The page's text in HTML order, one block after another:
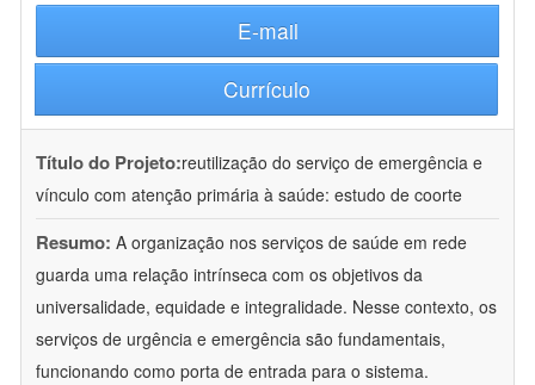
E-mail
Currículo
Título do Projeto:reutilização do serviço de emergência e
vínculo com atenção primária à saúde: estudo de coorte
Resumo: A organização nos serviços de saúde em rede
guarda uma relação intrínseca com os objetivos da
universalidade, equidade e integralidade. Nesse contexto, os
serviços de urgência e emergência são fundamentais,
funcionando como porta de entrada para o sistema.